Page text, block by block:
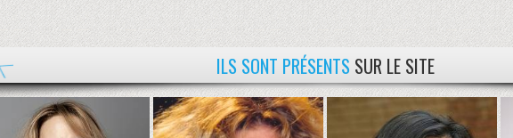
ILS SONT PRÉSENTS SUR LE SITE